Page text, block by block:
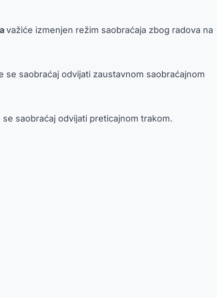
važiće izmenjen režim saobraćaja zbog radova na
saobraćaj odvijati zaustavnom saobraćajnom
saobraćaj odvijati preticajnom trakom.